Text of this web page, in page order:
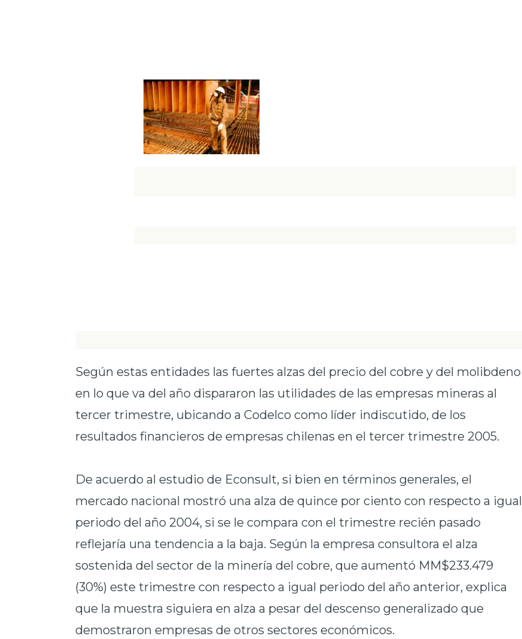
Según estas entidades las fuertes alzas del precio del cobre y del molibdeno
en lo que va del año dispararon las utilidades de las empresas mineras al
tercer trimestre, ubicando a Codelco como líder indiscutido, de los
resultados financieros de empresas chilenas en el tercer trimestre 2005.
De acuerdo al estudio de Econsult, si bien en términos generales, el
mercado nacional mostró una alza de quince por ciento con respecto a igual
periodo del año 2004, si se le compara con el trimestre recién pasado
reflejaría una tendencia a la baja. Según la empresa consultora el alza
sostenida del sector de la minería del cobre, que aumentó MM$233.479
(30%) este trimestre con respecto a igual periodo del año anterior, explica
que la muestra siguiera en alza a pesar del descenso generalizado que
demostraron empresas de otros sectores económicos.